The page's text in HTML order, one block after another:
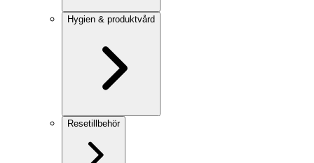
Hygien & produktvård
Resetillbehör